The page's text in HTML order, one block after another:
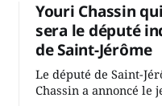
Youri Chassin
sera le député
de Saint-Jérôme
Le député de Saint-
Chassin a annoncé le